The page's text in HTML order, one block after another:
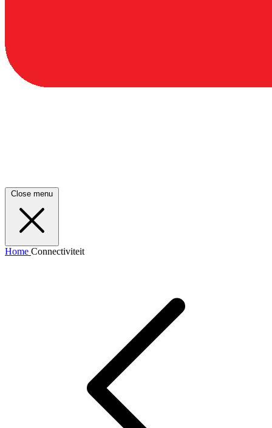
Close menu
Home Connectiviteit